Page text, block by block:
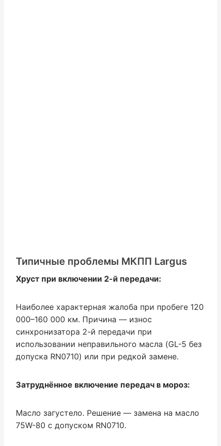
Типичные проблемы МКПП Largus
Хруст при включении 2-й передачи:
Наиболее характерная жалоба при пробеге 120
000–160 000 км. Причина — износ
синхронизатора 2-й передачи при
использовании неправильного масла (GL-5 без
допуска RN0710) или при редкой замене.
Затруднённое включение передач в мороз:
Масло загустело. Решение — замена на масло
75W-80 с допуском RN0710.